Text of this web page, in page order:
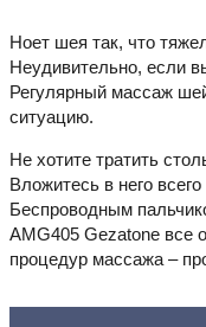
Ноет шея так, что
Неудивительно, если
Регулярный массаж
ситуацию.
Не хотите тратить
Вложитесь в него
Беспроводным
AMG405 Gezatone все
процедур массажа –